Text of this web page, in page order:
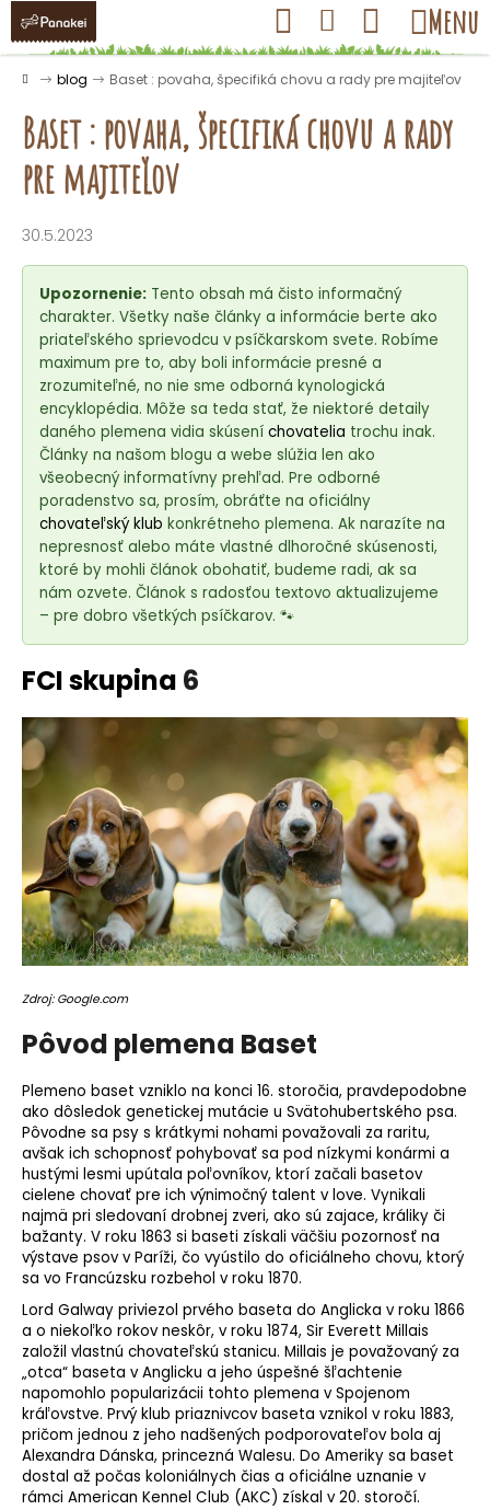
Prejsť
obsah
Hľadať Prihlásenie
Nákupný
košík
Menu
Domov
blog Baset : povaha, špecifiká chovu a rady pre majiteľov
Baset : povaha, špecifiká chovu a rady
pre majiteľov
30.5.2023
Upozornenie: Tento obsah má čisto informačný
charakter. Všetky naše články a informácie berte ako
priateľského sprievodcu v psíčkarskom svete. Robíme
maximum pre to, aby boli informácie presné a
zrozumiteľné, no nie sme odborná kynologická
encyklopédia. Môže sa teda stať, že niektoré detaily
daného plemena vidia skúsení chovatelia trochu inak.
Články na našom blogu a webe slúžia len ako
všeobecný informatívny prehľad. Pre odborné
poradenstvo sa, prosím, obráťte na oficiálny
chovateľský klub konkrétneho plemena. Ak narazíte na
nepresnosť alebo máte vlastné dlhoročné skúsenosti,
ktoré by mohli článok obohatiť, budeme radi, ak sa
nám ozvete. Článok s radosťou textovo aktualizujeme
– pre dobro všetkých psíčkarov. 🐾
FCI skupina 6
Zdroj: Google.com
Pôvod plemena Baset
Plemeno baset vzniklo na konci 16. storočia, pravdepodobne
ako dôsledok genetickej mutácie u Svätohubertského psa.
Pôvodne sa psy s krátkymi nohami považovali za raritu,
avšak ich schopnosť pohybovať sa pod nízkymi konármi a
hustými lesmi upútala poľovníkov, ktorí začali basetov
cielene chovať pre ich výnimočný talent v love. Vynikali
najmä pri sledovaní drobnej zveri, ako sú zajace, králiky či
bažanty. V roku 1863 si baseti získali väčšiu pozornosť na
výstave psov v Paríži, čo vyústilo do oficiálneho chovu, ktorý
sa vo Francúzsku rozbehol v roku 1870.
Lord Galway priviezol prvého baseta do Anglicka v roku 1866
a o niekoľko rokov neskôr, v roku 1874, Sir Everett Millais
založil vlastnú chovateľskú stanicu. Millais je považovaný za
„otca“ baseta v Anglicku a jeho úspešné šľachtenie
napomohlo popularizácii tohto plemena v Spojenom
kráľovstve. Prvý klub priaznivcov baseta vznikol v roku 1883,
pričom jednou z jeho nadšených podporovateľov bola aj
Alexandra Dánska, princezná Walesu. Do Ameriky sa baset
dostal až počas koloniálnych čias a oficiálne uznanie v
rámci American Kennel Club (AKC) získal v 20. storočí.
K
o Späť
Späť
o
p
á
j
s
ť
?
HĽADAŤ
O
d
o
r
ú
a
m
e